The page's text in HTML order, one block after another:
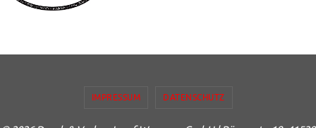
IMPRESSUM DATENSCHUTZ